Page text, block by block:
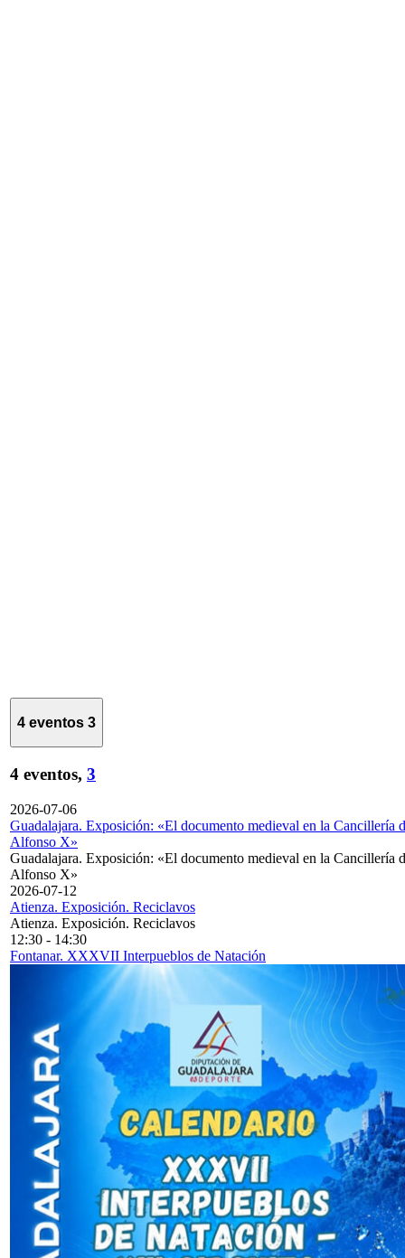
4 eventos 3
4 eventos, 3
2026-07-06
Guadalajara. Exposición: «El documento medieval en la Cancillería
Alfonso X»
Guadalajara. Exposición: «El documento medieval en la Cancillería
Alfonso X»
2026-07-12
Atienza. Exposición. Reciclavos
Atienza. Exposición. Reciclavos
12:30 - 14:30
Fontanar. XXXVII Interpueblos de Natación